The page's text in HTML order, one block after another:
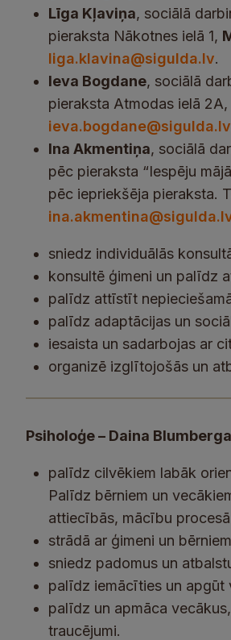
Līga Kļaviņa, sociālā
pieraksta Nākotnes ielā 1,
liga.klavina@sigulda.lv.
Ieva Bogdane, sociālā
pieraksta Atmodas ielā 2A,
ieva.bogdane@sigulda.lv
Ina Akmentiņa, sociālā
pēc pieraksta “Iespēju
pēc iepriekšēja pieraksta.
sniedz individuālās
konsultē ģimeni un palīdz
palīdz attīstīt
palīdz adaptācijas un
iesaista un sadarbojas ar
organizē izglītojošās un
Psiholoģe – Daina Blumberga
palīdz cilvēkiem labāk
Palīdz bērniem un
attiecībās, mācību
strādā ar ģimeni un
sniedz padomus un
palīdz iemācīties un apgūt
palīdz un apmāca
traucējumi.